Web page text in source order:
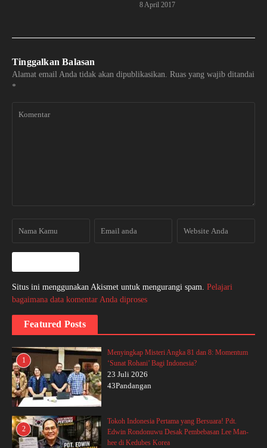
8 April 2017
Tinggalkan Balasan
Alamat email Anda tidak akan dipublikasikan. Ruas yang wajib ditandai
*
Situs ini menggunakan Akismet untuk mengurangi spam. Pelajari
bagaimana data komentar Anda diproses
Featured Posts
1
Menyingkap Misteri Angka 81 dan 8: Momentum
‘Sunat Rohani’ Bagi Indonesia?
23 Juli 2026
43Pandangan
2
Tokoh Indonesia Pertama yang Bersuara! Pdt.
Edwin Rondonuwu Desak Pembebasan Lee Man-
hee di Kedubes Korea